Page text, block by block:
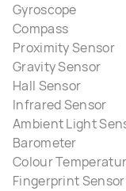
Gyroscope
Compass
Proximity Sensor
Gravity Sensor
Hall Sensor
Infrared Sensor
Ambient Light
Barometer
Colour
Fingerprint